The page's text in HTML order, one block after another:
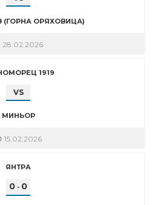
ОРЯХОВИЦА)
28.02.2026
1919
VS
МИНЬОР
15.02.2026
ЯНТРА
0 - 0